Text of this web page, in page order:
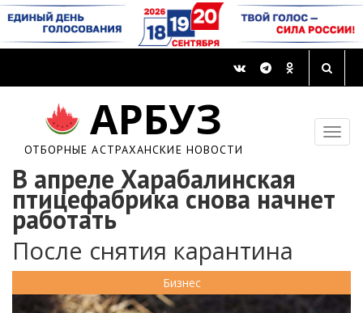
АРБУЗ
ОТБОРНЫЕ АСТРАХАНСКИЕ НОВОСТИ
В апреле Харабалинская
птицефабрика снова начнет
работать
После снятия карантина
Бизнес